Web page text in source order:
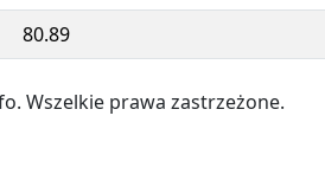
80.89
Wszelkie prawa zastrzeżone.